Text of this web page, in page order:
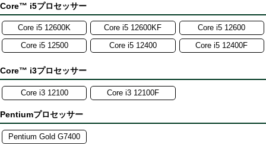
Core™ i5プロセッサー
Core i5 12600K Core i5 12600KF Core i5 12600
Core i5 12500 Core i5 12400 Core i5 12400F
Core™ i3プロセッサー
Core i3 12100 Core i3 12100F
Pentiumプロセッサー
Pentium Gold G7400